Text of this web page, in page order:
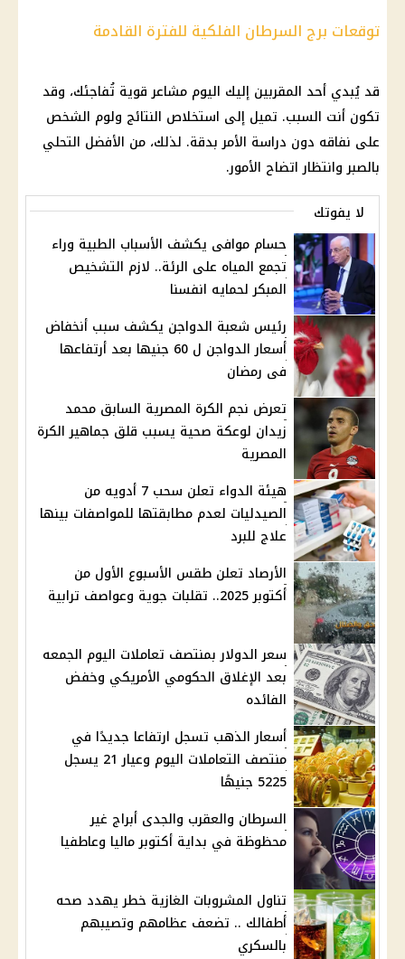
توقعات برج السرطان الفلكية للفترة القادمة
قد يُبدي أحد المقربين إليك اليوم مشاعر قوية تُفاجئك، وقد
تكون أنت السبب. تميل إلى استخلاص النتائج ولوم الشخص
على نفاقه دون دراسة الأمر بدقة. لذلك، من الأفضل التحلي
بالصبر وانتظار اتضاح الأمور.
لا يفوتك
حسام موافى يكشف الأسباب الطبية وراء
تجمع المياه على الرئة.. لازم التشخيص
المبكر لحمايه انفسنا
رئيس شعبة الدواجن يكشف سبب أنخفاض
أسعار الدواجن ل 60 جنيها بعد أرتفاعها
فى رمضان
تعرض نجم الكرة المصرية السابق محمد
زيدان لوعكة صحية يسبب قلق جماهير الكرة
المصرية
هيئة الدواء تعلن سحب 7 أدويه من
الصيدليات لعدم مطابقتها للمواصفات بينها
علاج للبرد
الأرصاد تعلن طقس الأسبوع الأول من
أكتوبر 2025.. تقلبات جوية وعواصف ترابية
سعر الدولار بمنتصف تعاملات اليوم الجمعه
بعد الإغلاق الحكومي الأمريكي وخفض
الفائده
أسعار الذهب تسجل ارتفاعا جديدًا في
منتصف التعاملات اليوم وعيار 21 يسجل
5225 جنيهًا
السرطان والعقرب والجدى أبراج غير
محظوظة في بداية أكتوبر ماليا وعاطفيا
تناول المشروبات الغازية خطر يهدد صحه
أطفالك .. تضعف عظامهم وتصيبهم
بالسكري